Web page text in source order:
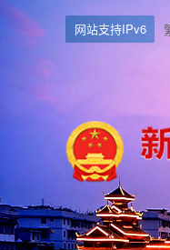
网站支持IPv6